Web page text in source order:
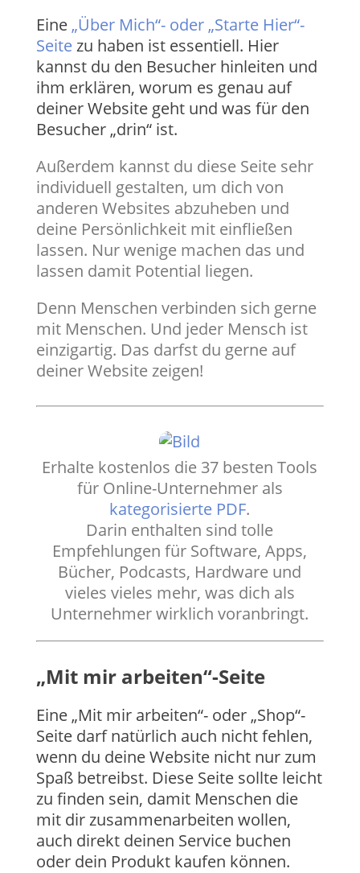
Eine „Über Mich“- oder „Starte Hier“-
Seitezu haben ist essentiell. Hier
kannst du den Besucher hinleiten und
ihm erklären, worum es genau auf
deiner Website geht und was für den
Besucher „drin“ ist.
Außerdem kannst du diese Seite sehr
individuell gestalten, um dich von
anderen Websites abzuheben und
deine Persönlichkeit mit einfließen
lassen. Nur wenige machen das und
lassen damit Potential liegen.
​Denn Menschen verbinden sich gerne
mit Menschen. Und jeder Mensch ist
einzigartig. Das darfst du gerne auf
deiner Website zeigen!
Erhalte kostenlos die 37 besten Tools
für Online-Unternehmer als
kategorisierte PDF.
Darin enthalten sind tolle
Empfehlungen für Software, Apps,
Bücher, Podcasts, Hardware und
vieles vieles mehr, was dich als
Unternehmer wirklich voranbringt.
„Mit mir arbeiten“-Seite
Eine „Mit mir arbeiten“- oder „Shop“-
Seite darf natürlich auch nicht fehlen,
wenn du deine Website nicht nur zum
Spaß betreibst. Diese Seite sollte leicht
zu finden sein, damit Menschen die
mit dir zusammenarbeiten wollen,
auch direkt deinen Service buchen
oder dein Produkt kaufen können.